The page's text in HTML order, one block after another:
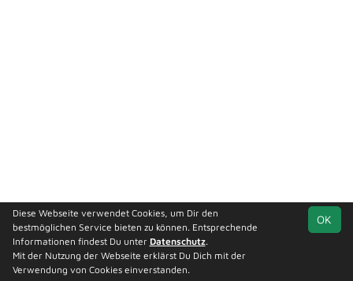
OK
Diese Webseite verwendet Cookies, um Dir den
bestmöglichen Service bieten zu können. Entsprechende
Informationen findest Du unter Datenschutz.
Mit der Nutzung der Webseite erklärst Du Dich mit der
Verwendung von Cookies einverstanden.